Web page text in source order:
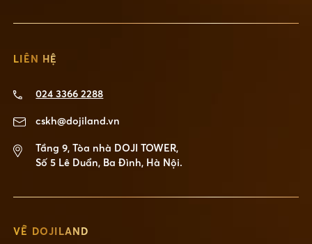
VỀ DOJILAND
LIÊN HỆ
024 3366 2288
cskh@dojiland.vn
Tầng 9, Tòa nhà DOJI TOWER,
Số 5 Lê Duẩn, Ba Đình, Hà Nội.